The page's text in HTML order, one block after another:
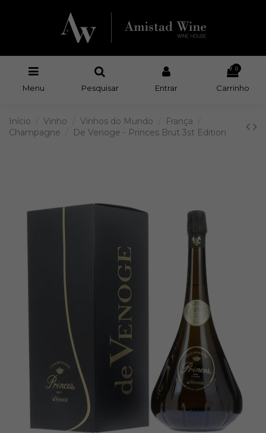
Menu Pesquisar Entrar
0
Carrinho
Início Vinho Vinhos do Mundo
França
Champagne
De Venoge - Princes Brut 3st Edition